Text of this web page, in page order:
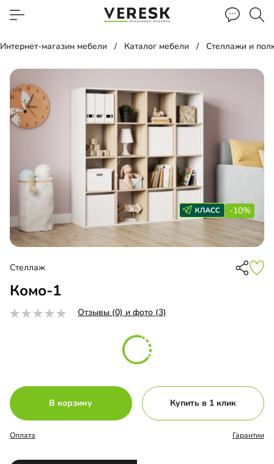
Интернет-магазин мебели Каталог мебели Стеллажи и
-10%
Стеллаж
Комо-1
Отзывы (0) и фото (3)
В корзину Купить в 1 клик
Оплата Гарантии